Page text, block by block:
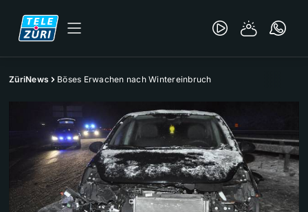
ZüriNews Böses Erwachen nach Wintereinbruch